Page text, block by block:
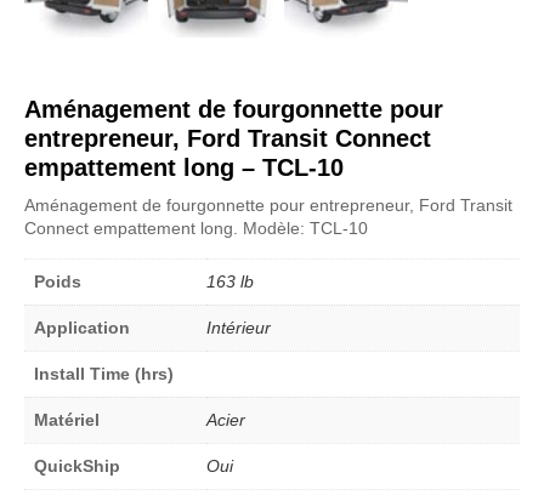
Aménagement de fourgonnette pour
entrepreneur, Ford Transit Connect
empattement long – TCL-10
Aménagement de fourgonnette pour entrepreneur, Ford Transit
Connect empattement long. Modèle: TCL-10
Poids 163 lb
Application Intérieur
Install Time (hrs)
Matériel Acier
QuickShip Oui